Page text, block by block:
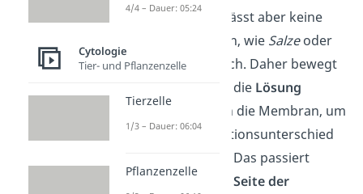
DieMembran
lässt aber keine
großen Teilchen, wie Salzeoder
Zucker, hindurch. Daher bewegt
sich schließlich die Lösung
(Wasser) durch die Membran, um
den Konzentrationsunterschied
auszugleichen. Das passiert
immervon der Seite der
4/4 – Dauer: 05:24
Cytologie
Tier- und Pflanzenzelle
Tierzelle
1/3 – Dauer: 06:04
Pflanzenzelle